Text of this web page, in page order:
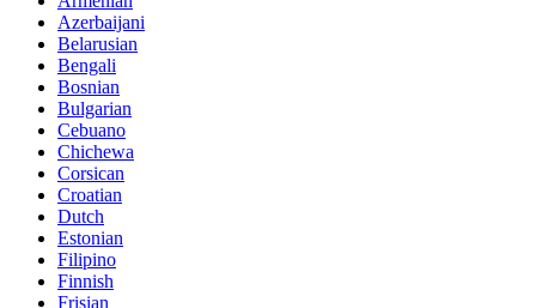
Azerbaijani
Belarusian
Bengali
Bosnian
Bulgarian
Cebuano
Chichewa
Corsican
Croatian
Dutch
Estonian
Filipino
Finnish
Frisian